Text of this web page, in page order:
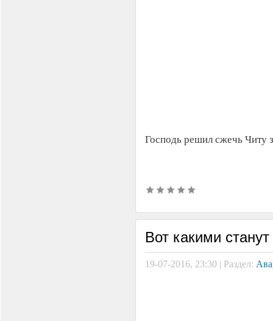
Господь решил сжечь Читу
Вот какими
19-07-2016, 23:30 | Раздел: